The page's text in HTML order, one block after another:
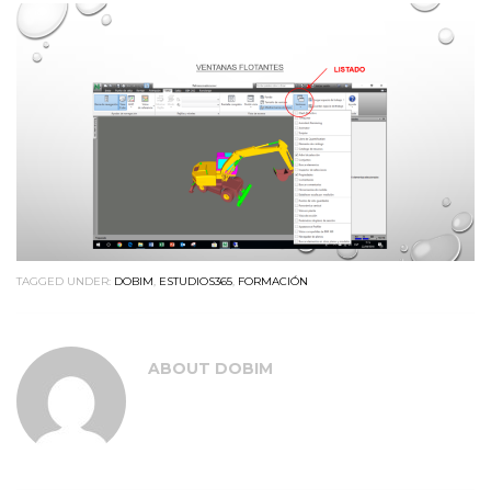
TAGGED UNDER: DOBIM, ESTUDIOS365, FORMACIÓN
ABOUT DOBIM